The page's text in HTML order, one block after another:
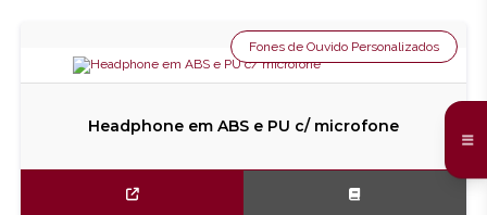
Headphone em ABS e PU c/ microfone
Fones de Ouvido Personalizados